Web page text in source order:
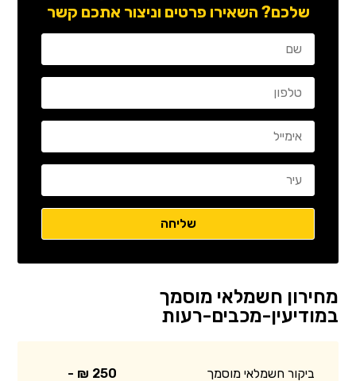
שלכם? השאירו פרטים וניצור אתכם קשר
מחירון חשמלאי מוסמך
במודיעין-מכבים-רעות
ביקור חשמלאי מוסמך
250 ₪ -